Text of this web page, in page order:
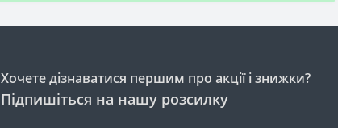
Хочете дізнаватися першим про акції і знижки?
Підпишіться на нашу розсилку